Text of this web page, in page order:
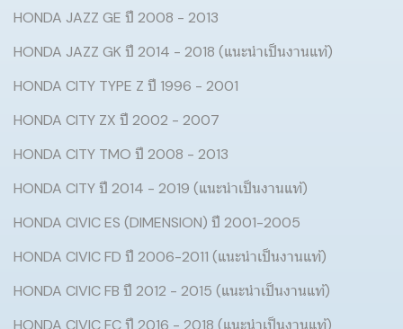
HONDA JAZZ GE ปี 2008 - 2013
HONDA JAZZ GK ปี 2014 - 2018 (แนะนำเป็นงานแท้)
HONDA CITY TYPE Z ปี 1996 - 2001
HONDA CITY ZX ปี 2002 - 2007
HONDA CITY TMO ปี 2008 - 2013
HONDA CITY ปี 2014 - 2019 (แนะนำเป็นงานแท้)
HONDA CIVIC ES (DIMENSION) ปี 2001-2005
HONDA CIVIC FD ปี 2006-2011 (แนะนำเป็นงานแท้)
HONDA CIVIC FB ปี 2012 - 2015 (แนะนำเป็นงานแท้)
HONDA CIVIC FC ปี 2016 - 2018 (แนะนำเป็นงานแท้)